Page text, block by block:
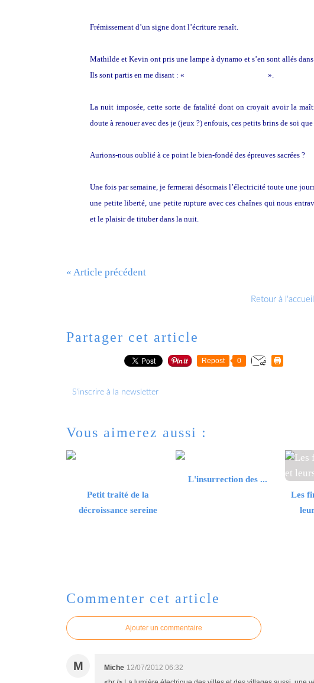
Frémissement d’un signe dont l’écriture renaît.
Mathilde et Kevin ont pris une lampe à dynamo et s’en sont allés
Ils sont partis en me disant : «
».
La nuit imposée, cette sorte de fatalité dont on croyait avoir la
doute à renouer avec des je (jeux ?) enfouis, ces petits brins de soi
Aurions-nous oublié à ce point le bien-fondé des épreuves sacrées ?
Une fois par semaine, je fermerai désormais l’électricité toute une
une petite liberté, une petite rupture avec ces chaînes qui nous
et le plaisir de tituber dans la nuit.
« Article précédent
Retour à l'accueil
Partager cet article
Repost 0
S'inscrire à la newsletter
Vous aimerez aussi :
Petit traité de la
décroissance sereine
L'insurrection des ...
Les
Commenter cet article
Ajouter un commentaire
M Miche 12/07/2012 06:32